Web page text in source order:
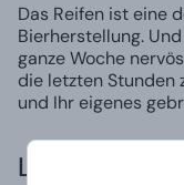
Das Reifen ist eine
Bierherstellung.
ganze Woche
die letzten Stunden
und Ihr eigenes
LADEN SIE